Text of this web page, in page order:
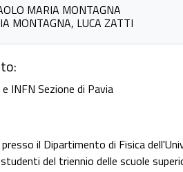
MARIA MONTAGNA
MONTAGNA, LUCA ZATTI
INFN Sezione di Pavia
il Dipartimento di Fisica
del triennio delle scuole